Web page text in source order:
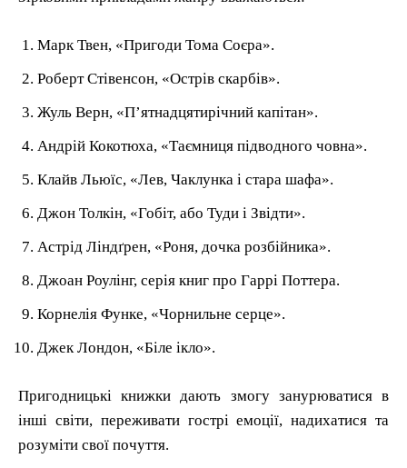
Марк Твен, «Пригоди Тома Соєра».
Роберт Стівенсон, «Острів скарбів».
Жуль Верн, «П’ятнадцятирічний капітан».
Андрій Кокотюха, «Таємниця підводного човна».
Клайв Льюїс, «Лев, Чаклунка і стара шафа».
Джон Толкін, «Гобіт, або Туди і Звідти».
Астрід Ліндґрен, «Роня, дочка розбійника».
Джоан Роулінг, серія книг про Гаррі Поттера.
Корнелія Функе, «Чорнильне серце».
Джек Лондон, «Біле ікло».
Пригодницькі книжки дають змогу занурюватися в
інші світи, переживати гострі емоції, надихатися та
розуміти свої почуття.